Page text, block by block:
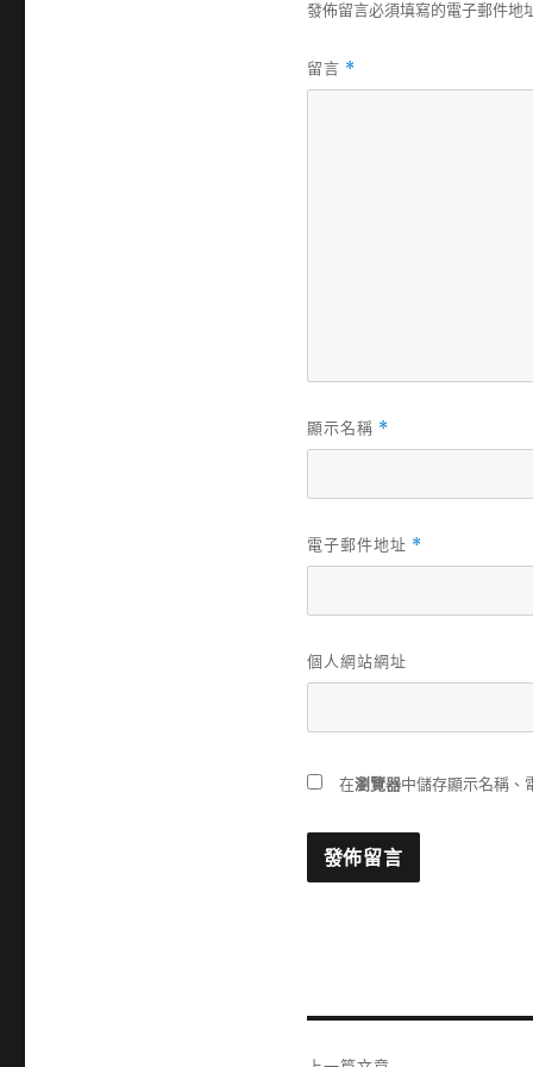
發佈留言必須填寫的電子郵件地
留言 *
顯示名稱 *
電子郵件地址 *
個人網站網址
在瀏覽器中儲存顯示名稱、